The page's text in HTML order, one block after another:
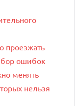
проезжать
ошибок
менять
нельзя